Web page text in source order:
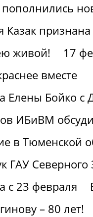
пополнились
Казак
живой!
17
вместе
Елены Бойко с
ИБиВМ
в Тюменской
ГАУ
с 23 февраля
– 80 лет!